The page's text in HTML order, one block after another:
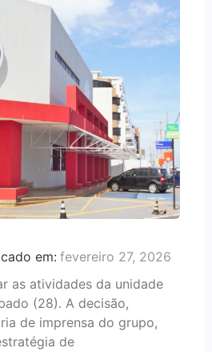
em: fevereiro 27, 2026
as atividades da unidade
(28). A decisão,
de imprensa do grupo,
de